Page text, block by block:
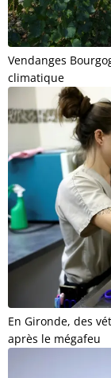
Vendanges
climatique
En Gironde, des
après le mégafeu